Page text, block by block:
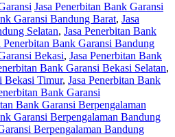
Jasa Penerbitan Bank Garansi
Garansi Bandung Barat, Jasa
Selatan, Jasa Penerbitan Bank
Penerbitan Bank Garansi Bandung
Bekasi, Jasa Penerbitan Bank
Bank Garansi Bekasi Selatan,
Bekasi Timur, Jasa Penerbitan Bank
Bank Garansi
Bank Garansi Berpengalaman
Garansi Berpengalaman Bandung
Berpengalaman Bandung